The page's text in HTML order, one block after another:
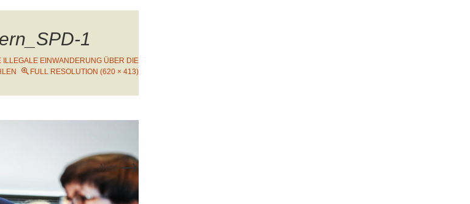
1
ILLEGALE EINWANDERUNG ÜBER DIE
FULL RESOLUTION (620 × 413)
Next→